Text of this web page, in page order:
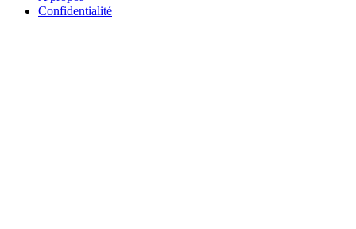
Confidentialité